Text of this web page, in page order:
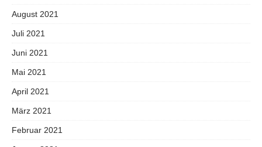
August 2021
Juli 2021
Juni 2021
Mai 2021
April 2021
März 2021
Februar 2021